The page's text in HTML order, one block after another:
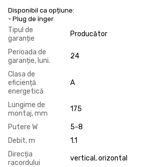
Disponibil ca opțiune:
- Plug de înger
Tipul de
garanție
Producător
Perioada de
garanție, luni.
24
Clasa de
eficiență
energetică
A
Lungime de
montaj, mm
175
Putere W
5-8
Debit, m
1.1
Direcția
racordului
vertical, orizontal